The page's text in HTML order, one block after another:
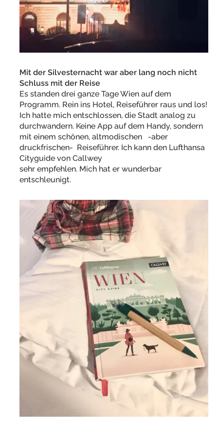
Mit der Silvesternacht war aber lang noch nicht
Schluss mit der Reise
Es standen drei ganze Tage Wien auf dem
Programm. Rein ins Hotel, Reiseführer raus und los!
Ich hatte mich entschlossen, die Stadt analog zu
durchwandern. Keine App auf dem Handy, sondern
mit einem schönen, altmodischen -aber
druckfrischen- Reiseführer. Ich kann den Lufthansa
Cityguide von Callwey
sehr empfehlen. Mich hat er wunderbar
entschleunigt.